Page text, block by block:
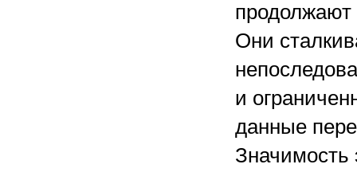
продолжают
Они
и
данные
Значимость